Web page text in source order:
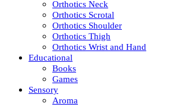
Orthotics Neck
Orthotics Scrotal
Orthotics Shoulder
Orthotics Thigh
Orthotics Wrist and Hand
Educational
Books
Games
Sensory
Aroma